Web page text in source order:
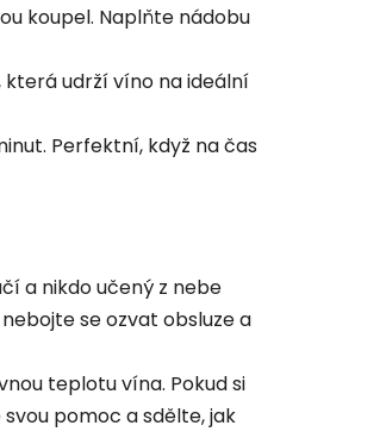
koupel. Naplňte nádobu
která udrží víno na ideální
Perfektní, když na čas
a nikdo učený z nebe
se ozvat obsluze a
teplotu vína. Pokud si
pomoc a sdělte, jak